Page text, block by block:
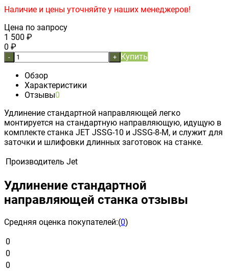
Наличие и цены уточняйте у наших менеджеров!
Цена по запросу
1 500 ₽
0 ₽
- + Купить
Обзор
Характеристики
Отзывы0
Удлинение стандартной направляющей легко
монтируется на стандартную направляющую, идущую в
комплекте станка JET JSSG-10 и JSSG-8-М, и служит для
заточки и шлифовки длинных заготовок на станке.
Производитель Jet
Удлинение стандартной
направляющей станка отзывы
Средняя оценка покупателей:(0)
0
0
0